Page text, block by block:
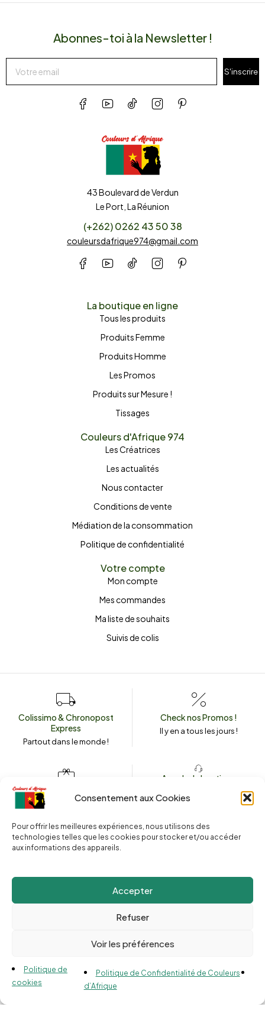
Consentement aux Cookies
Pour offrir les meilleures expériences, nous utilisons des
technologies telles que les cookies pour stocker et/ou accéder
aux informations des appareils.
Accepter
Refuser
Voir les préférences
Politique de
cookies
Politique de Confidentialité de Couleurs
d’Afrique
43 Boulevard de Verdun
Le Port, La Réunion
(+262) 0262 43 50 38
couleursdafrique974@gmail.com
La boutique en ligne
Tous les produits
Produits Femme
Produits Homme
Les Promos
Produits sur Mesure !
Tissages
Couleurs d'Afrique 974
Les Créatrices
Les actualités
Nous contacter
Conditions de vente
Médiation de la consommation
Politique de confidentialité
Votre compte
Mon compte
Mes commandes
Ma liste de souhaits
Suivis de colis
Abonnes-toi à la Newsletter !
S'inscrire
Colissimo & Chronopost
Express
Partout dans le monde !
Check nos Promos !
Il y en a tous les jours !
Envoyez un message
couleursdafrique974.com
Appeler la boutique
Couleurs d’Afrique 974